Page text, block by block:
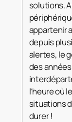
solutions.
appartenir
depuis
alertes, le
des
l’heure où
situations
durer !